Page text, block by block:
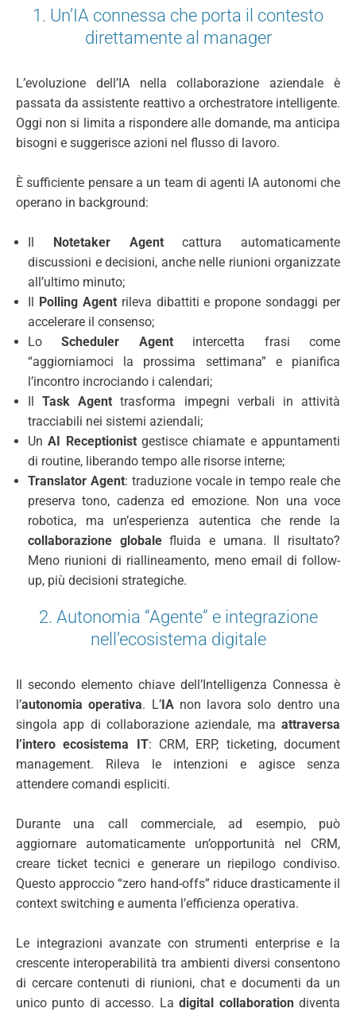
1. Un’IA connessa che porta il contesto
direttamente al manager
L’evoluzione dell’IA nella collaborazione aziendale è
passata da assistente reattivo a orchestratore intelligente.
Oggi non si limita a rispondere alle domande, ma anticipa
bisogni e suggerisce azioni nel flusso di lavoro.
È sufficiente pensare a un team di agenti IA autonomi che
operano in background:
Notetaker Agentcattura automaticamente
discussioni e decisioni, anche nelle riunioni organizzate
all’ultimo minuto;
Polling Agentrileva dibattiti e propone sondaggi per
accelerare il consenso;
LoScheduler Agentintercetta frasi come
“aggiorniamoci la prossima settimana” e pianifica
l’incontro incrociando i calendari;
IlTask Agent trasforma impegni verbali in attività
tracciabili nei sistemi aziendali;
UnAI Receptionistgestisce chiamate e appuntamenti
di routine, liberando tempo alle risorse interne;
Translator Agent: traduzione vocale in tempo reale che
preserva tono, cadenza ed emozione. Non una voce
robotica, ma un’esperienza autentica che rende la
collaborazione globalefluida e umana. Il risultato?
Meno riunioni di riallineamento, meno email di follow-
up, più decisioni strategiche.
2. Autonomia “Agente” e integrazione
nell’ecosistema digitale
Il secondo elemento chiave dell’Intelligenza Connessa è
l’autonomia operativa. L’IAnon lavora solo dentro una
singola app di collaborazione aziendale, ma attraversa
l’intero ecosistema IT: CRM, ERP, ticketing, document
management. Rileva le intenzioni e agisce senza
attendere comandi espliciti.
Durante una call commerciale, ad esempio, può
aggiornare automaticamente un’opportunità nel CRM,
creare ticket tecnici e generare un riepilogo condiviso.
Questo approccio “zero hand-offs” riduce drasticamente il
context switching e aumenta l’efficienza operativa.
Le integrazioni avanzate con strumenti enterprise e la
crescente interoperabilità tra ambienti diversi consentono
di cercare contenuti di riunioni, chat e documenti da un
unico punto di accesso. Ladigital collaborationdiventa